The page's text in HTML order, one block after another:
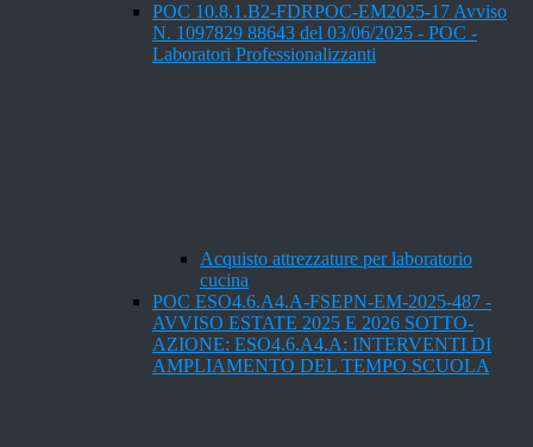
POC 10.8.1.B2-FDRPOC-EM2025-17 Avviso
N. 1097829 88643 del 03/06/2025 - POC -
Laboratori Professionalizzanti
Acquisto attrezzature per laboratorio
cucina
POC ESO4.6.A4.A-FSEPN-EM-2025-487 -
AVVISO ESTATE 2025 E 2026 SOTTO-
AZIONE: ESO4.6.A4.A: INTERVENTI DI
AMPLIAMENTO DEL TEMPO SCUOLA